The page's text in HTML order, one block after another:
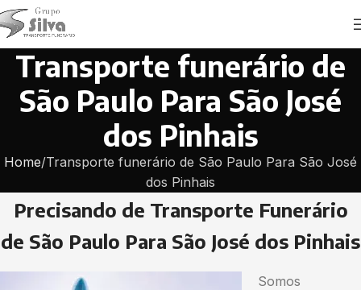
Transporte funerário de
São Paulo Para São José
dos Pinhais
Home Transporte funerário de São Paulo Para São José
dos Pinhais
Precisando de Transporte Funerário
de São Paulo Para São José dos Pinhais
Somos